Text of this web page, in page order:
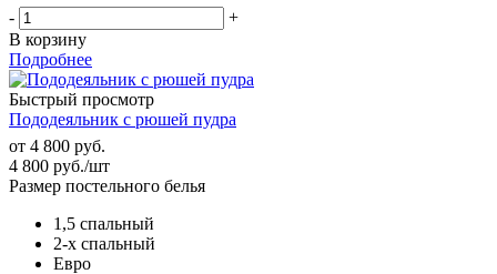
-
+
В корзину
Подробнее
Быстрый просмотр
Пододеяльник с рюшей пудра
от 4 800 руб.
4 800 руб./шт
Размер постельного белья
1,5 спальный
2-х спальный
Евро